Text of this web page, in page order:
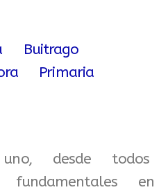
Buitrago
Primaria
desde todos
en